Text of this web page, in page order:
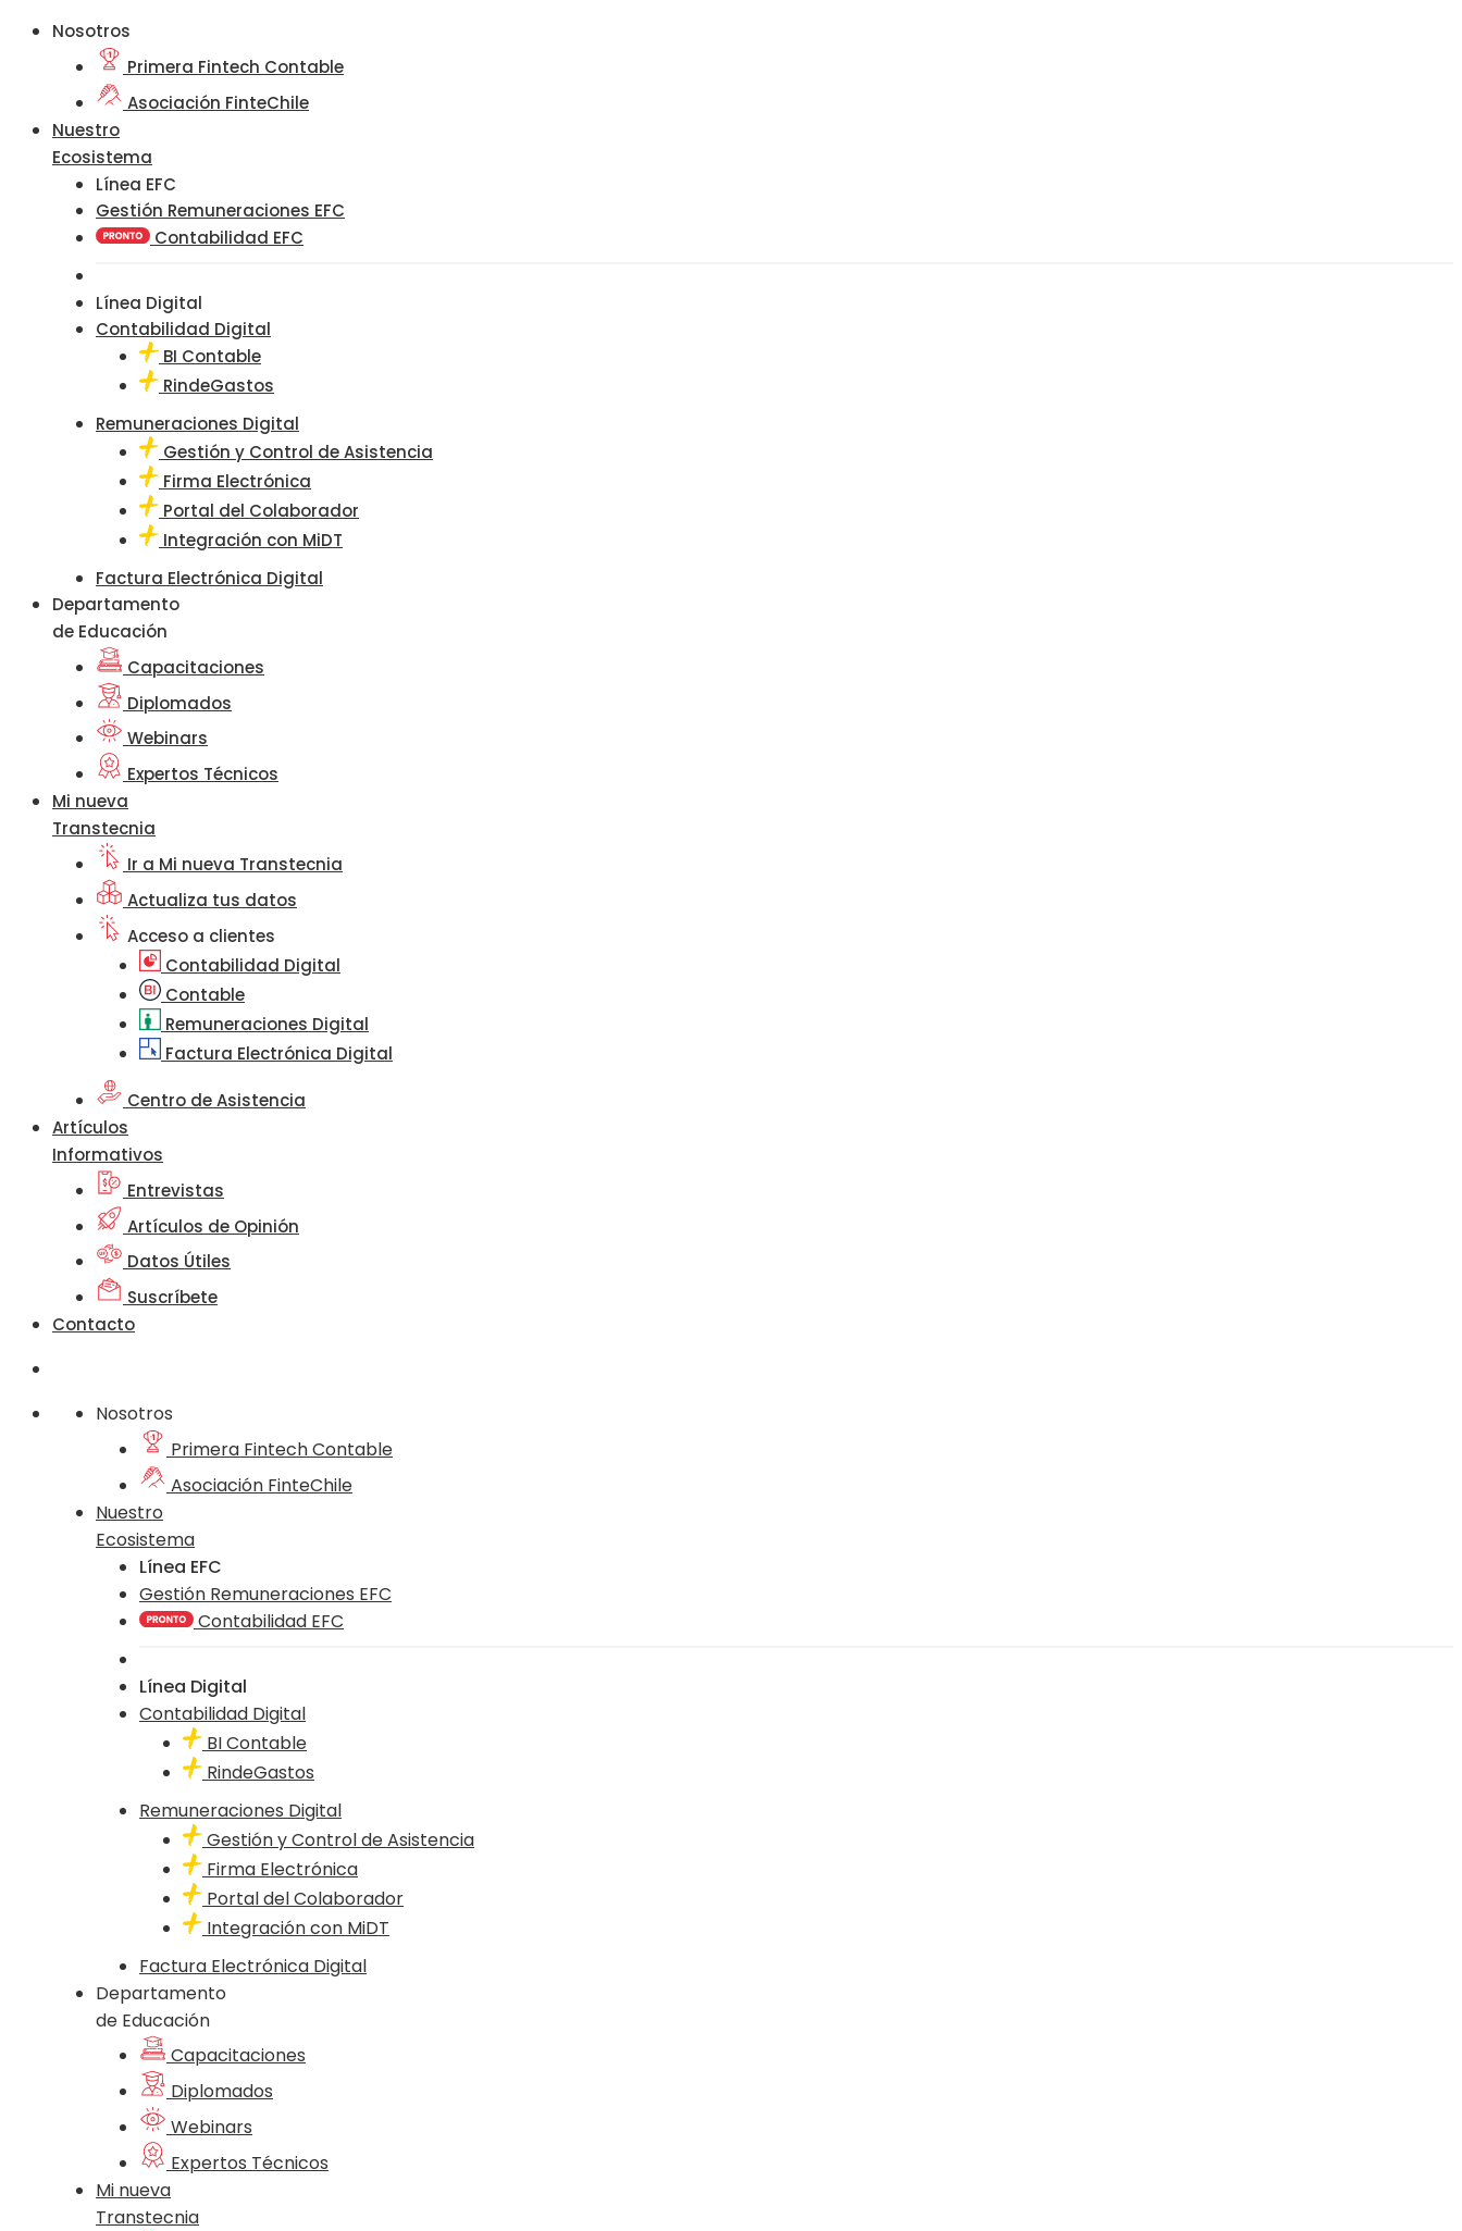
Nosotros
Primera Fintech Contable
Asociación FinteChile
Nuestro
Ecosistema
Línea EFC
Gestión Remuneraciones EFC
Contabilidad EFC
Línea Digital
Contabilidad Digital
BI Contable
RindeGastos
Remuneraciones Digital
Gestión y Control de Asistencia
Firma Electrónica
Portal del Colaborador
Integración con MiDT
Factura Electrónica Digital
Departamento
de Educación
Capacitaciones
Diplomados
Webinars
Expertos Técnicos
Mi nueva
Transtecnia
Ir a Mi nueva Transtecnia
Actualiza tus datos
Acceso a clientes
Contabilidad Digital
Contable
Remuneraciones Digital
Factura Electrónica Digital
Centro de Asistencia
Artículos
Informativos
Entrevistas
Artículos de Opinión
Datos Útiles
Suscríbete
Contacto
Nosotros
Primera Fintech Contable
Asociación FinteChile
Nuestro
Ecosistema
Línea EFC
Gestión Remuneraciones EFC
Contabilidad EFC
Línea Digital
Contabilidad Digital
BI Contable
RindeGastos
Remuneraciones Digital
Gestión y Control de Asistencia
Firma Electrónica
Portal del Colaborador
Integración con MiDT
Factura Electrónica Digital
Departamento
de Educación
Capacitaciones
Diplomados
Webinars
Expertos Técnicos
Mi nueva
Transtecnia